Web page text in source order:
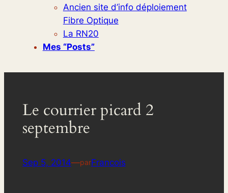
Ancien site d’info déploiement
Fibre Optique
La RN20
Mes “posts”
Le courrier picard 2
septembre
Sep 5, 2014—parFrancois